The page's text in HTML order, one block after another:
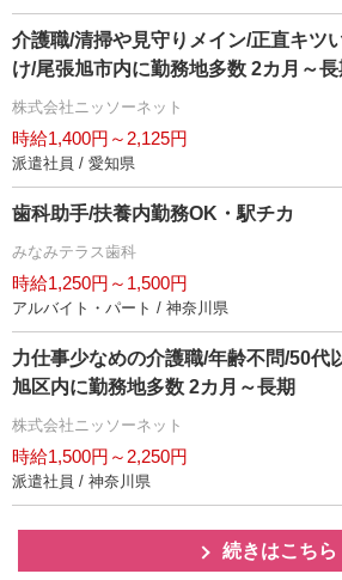
介護職/清掃や見守りメイン/正直キツ
け/尾張旭市内に勤務地多数 2カ月～長
株式会社ニッソーネット
時給1,400円～2,125円
派遣社員 / 愛知県
歯科助手/扶養内勤務OK・駅チカ
みなみテラス歯科
時給1,250円～1,500円
アルバイト・パート / 神奈川県
力仕事少なめの介護職/年齢不問/50代
旭区内に勤務地多数 2カ月～長期
株式会社ニッソーネット
時給1,500円～2,250円
派遣社員 / 神奈川県
続きはこちら